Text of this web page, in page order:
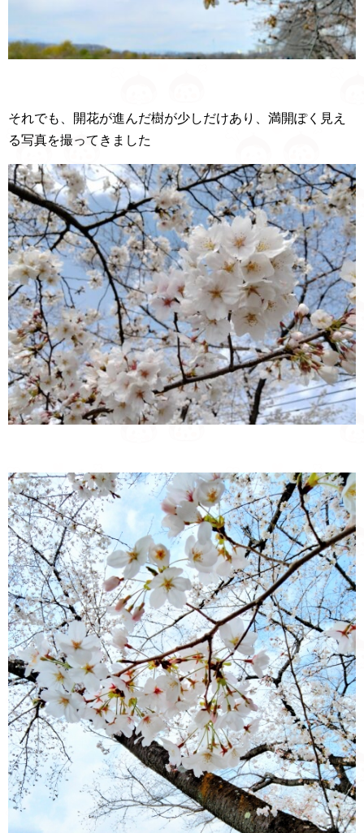
それでも、開花が進んだ樹が少しだけあり、満開ぽく見え
る写真を撮ってきました